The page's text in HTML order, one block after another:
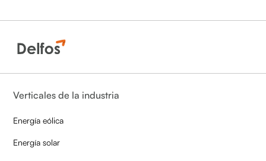
Verticales de la industria
Energía eólica
Energía solar